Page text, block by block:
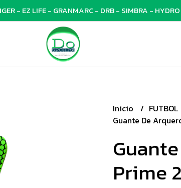
- EZ LIFE - GRANMARC - DRB - SIMBRA -
Inicio FUTBOL
Guante De
Prime